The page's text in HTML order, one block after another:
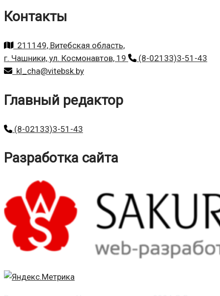
Контакты
211149, Витебская область,
г. Чашники, ул. Космонавтов, 19
(8-02133)3-51-43
kl_cha@vitebsk.by
Главный редактор
(8-02133)3-51-43
Разработка сайта